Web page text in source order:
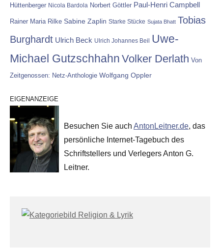
Hüttenberger Nicola Bardola Norbert Göttler Paul-Henri Campbell
Rainer Maria Rilke Sabine Zaplin Starke Stücke Sujata Bhatt Tobias
Burghardt Ulrich Beck Ulrich Johannes Beil Uwe-
Michael Gutzschhahn Volker Derlath Von
Zeitgenossen: Netz-Anthologie Wolfgang Oppler
EIGENANZEIGE
Besuchen Sie auch AntonLeitner.de, das
persönliche Internet-Tagebuch des
Schriftstellers und Verlegers Anton G.
Leitner.